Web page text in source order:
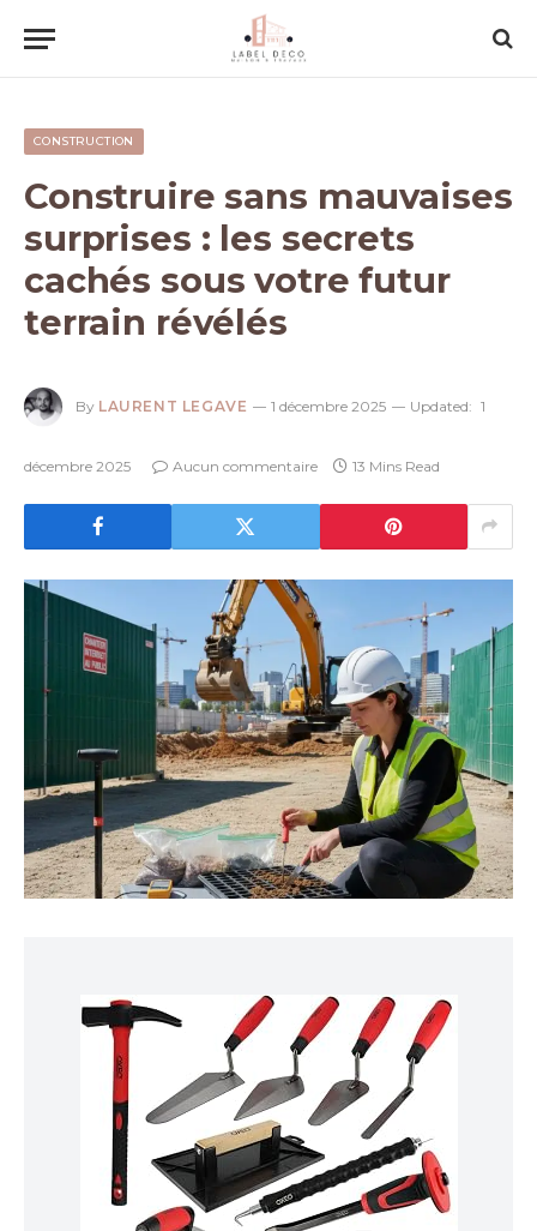
CONSTRUCTION
Construire sans mauvaises
surprises : les secrets
cachés sous votre futur
terrain révélés
By LAURENT LEGAVE 1 décembre 2025 Updated: 1
décembre 2025 Aucun commentaire 13 Mins Read